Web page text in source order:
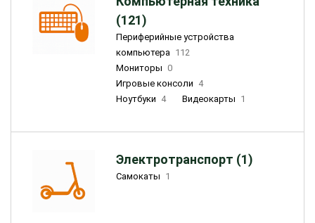
(121)
Периферийные устройства
компьютера 112
Мониторы 0
Игровые консоли 4
Ноутбуки 4 Видеокарты 1
Электротранспорт (1)
Самокаты 1